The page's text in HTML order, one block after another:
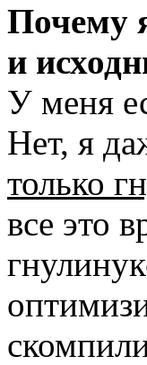
Почему
и
У меня
Нет, я
только
все это